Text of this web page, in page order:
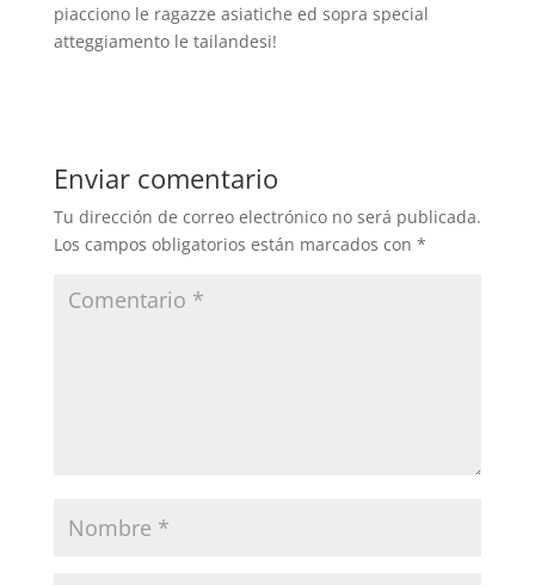
piacciono le ragazze asiatiche ed sopra special
atteggiamento le tailandesi!
Enviar comentario
Tu dirección de correo electrónico no será publicada.
Los campos obligatorios están marcados con *